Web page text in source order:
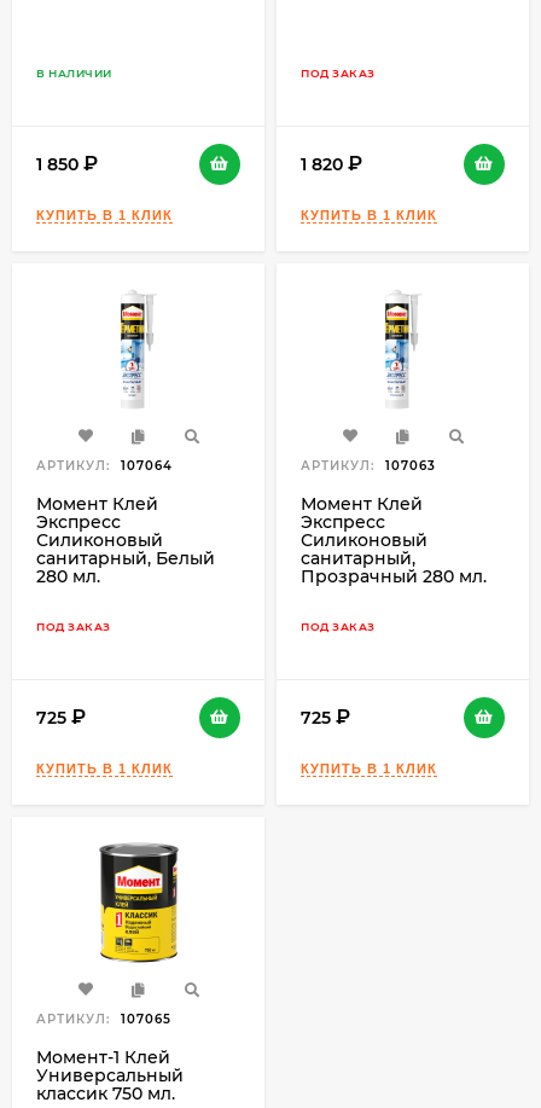
В НАЛИЧИИ
1 850
ПОД ЗАКАЗ
1 820
АРТИКУЛ: 107064
Момент Клей
Экспресс
Силиконовый
санитарный, Белый
280 мл.
ПОД ЗАКАЗ
725
АРТИКУЛ: 107063
Момент Клей
Экспресс
Силиконовый
санитарный,
Прозрачный 280 мл.
ПОД ЗАКАЗ
725
АРТИКУЛ: 107065
Момент-1 Клей
Универсальный
классик 750 мл.